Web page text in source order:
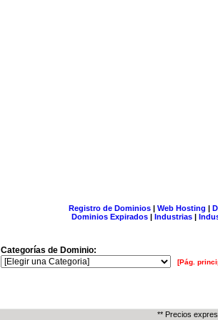
Registro de Dominios| Web Hosting |
Dominios Expirados | Industrias |
Categorías de Dominio:
[Pág.
** Precios